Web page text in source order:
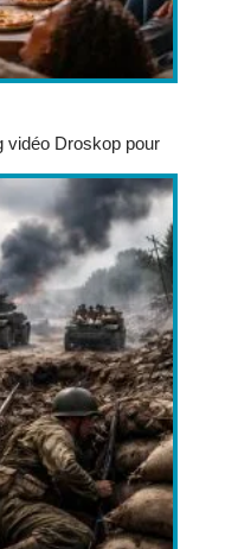
vidéo Droskop pour